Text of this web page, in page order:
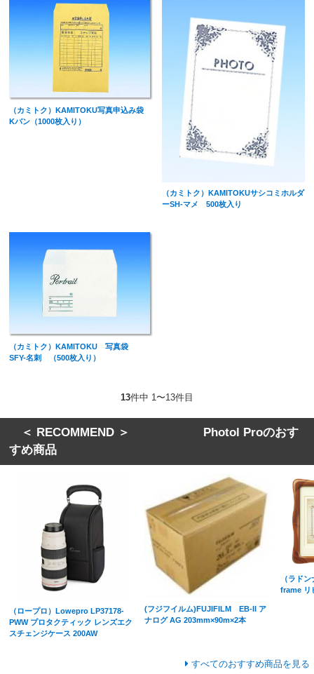
（カミトク）KAMITOKU写真申込み袋
Kバン（1000枚入り）
（カミトク）KAMITOKUサシコミホルダ
ーSH-マメ 500枚入り
（カミトク）KAMITOKU 写真袋
SFY-名刺 （500枚入り）
13件中 1〜13件目
＜ RECOMMEND ＞ Photol Proのおす
すめ商品
（ロープロ）Lowepro LP37178-
PWW プロタクティック レンズエク
スチェンジケース 200AW
(フジフイルム)FUJIFILM EB-II ア
ナログ AG 203mm×90m×2本
（ラド
frame リ
すべてのおすすめ商品を見る